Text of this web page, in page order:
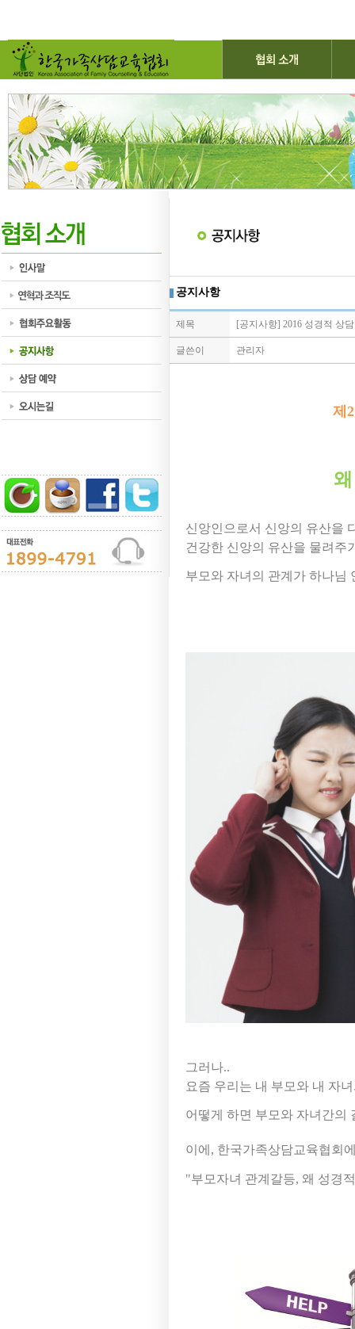
공지사항
제목 [공지사항] 2016 성경적 상
글쓴이 관리자
제
신앙인으로서 신앙의 유산을
건강한 신앙의 유산을 물려주
부모와 자녀의 관계가 하나님
그러나..
요즘 우리는 내 부모와 내 자
어떻게 하면 부모와 자녀간의
이에, 한국가족상담교육협회
"부모자녀 관계갈등, 왜 성경